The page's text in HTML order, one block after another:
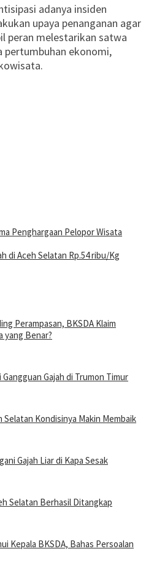
adanya insiden
upaya penanganan agar
peran melestarikan satwa
pertumbuhan ekonomi,
Penghargaan Pelopor Wisata
di Aceh Selatan Rp.54 ribu/Kg
Perampasan, BKSDA Klaim
yang Benar?
Gajah di Trumon Timur
Selatan Kondisinya Makin Membaik
Gajah Liar di Kapa Sesak
Selatan Berhasil Ditangkap
Kepala BKSDA, Bahas Persoalan